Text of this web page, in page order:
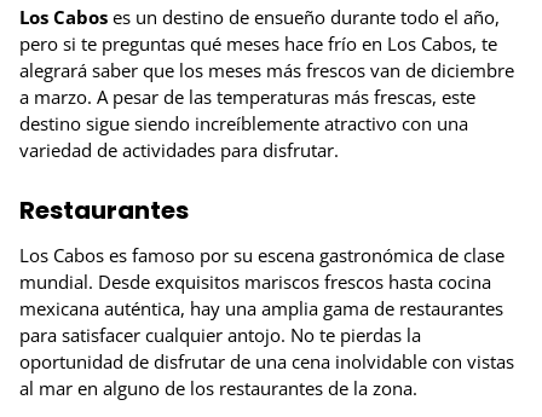
Los Cabos es un destino de ensueño durante todo el año,
pero si te preguntas qué meses hace frío en Los Cabos, te
alegrará saber que los meses más frescos van de diciembre
a marzo. A pesar de las temperaturas más frescas, este
destino sigue siendo increíblemente atractivo con una
variedad de actividades para disfrutar.
Restaurantes
Los Cabos es famoso por su escena gastronómica de clase
mundial. Desde exquisitos mariscos frescos hasta cocina
mexicana auténtica, hay una amplia gama de restaurantes
para satisfacer cualquier antojo. No te pierdas la
oportunidad de disfrutar de una cena inolvidable con vistas
al mar en alguno de los restaurantes de la zona.